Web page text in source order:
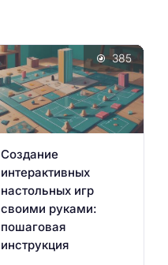
Создание
интерактивных
настольных игр
своими руками:
пошаговая
инструкция
385